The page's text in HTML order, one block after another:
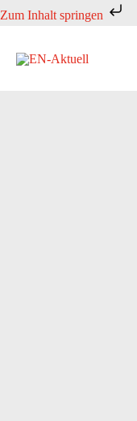
Zum Inhalt springen
Zum
springen